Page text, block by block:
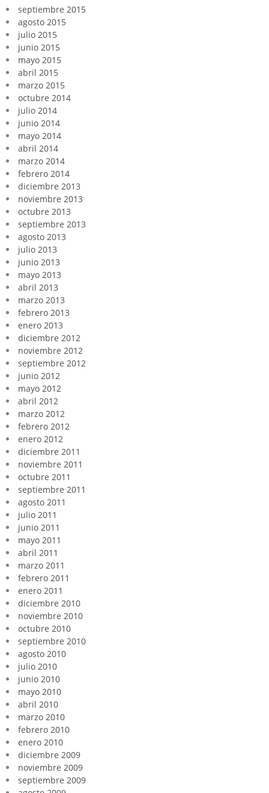
septiembre 2015
agosto 2015
julio 2015
junio 2015
mayo 2015
abril 2015
marzo 2015
octubre 2014
julio 2014
junio 2014
mayo 2014
abril 2014
marzo 2014
febrero 2014
diciembre 2013
noviembre 2013
octubre 2013
septiembre 2013
agosto 2013
julio 2013
junio 2013
mayo 2013
abril 2013
marzo 2013
febrero 2013
enero 2013
diciembre 2012
noviembre 2012
septiembre 2012
junio 2012
mayo 2012
abril 2012
marzo 2012
febrero 2012
enero 2012
diciembre 2011
noviembre 2011
octubre 2011
septiembre 2011
agosto 2011
julio 2011
junio 2011
mayo 2011
abril 2011
marzo 2011
febrero 2011
enero 2011
diciembre 2010
noviembre 2010
octubre 2010
septiembre 2010
agosto 2010
julio 2010
junio 2010
mayo 2010
abril 2010
marzo 2010
febrero 2010
enero 2010
diciembre 2009
noviembre 2009
septiembre 2009